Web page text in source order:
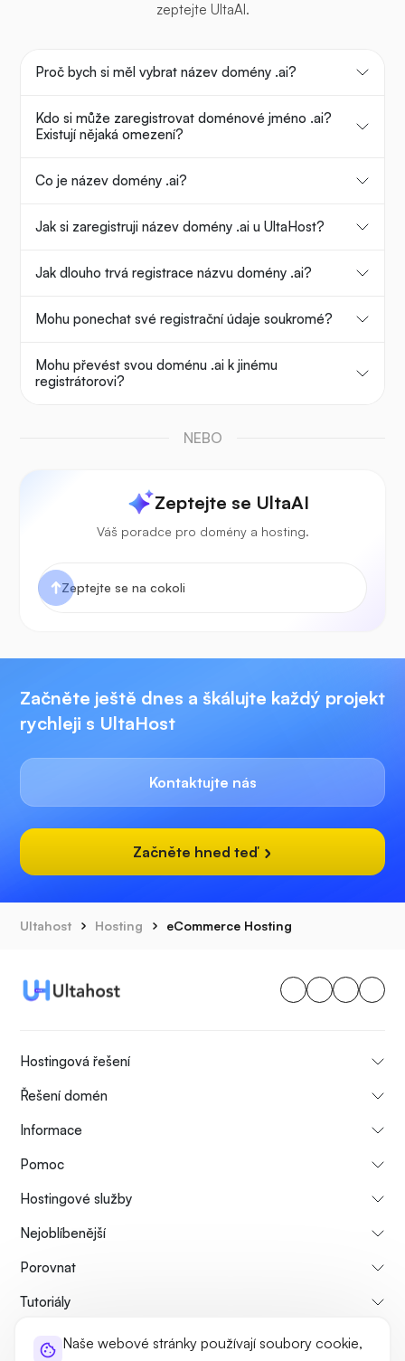
Naše webové stránky používají soubory cookie,
zeptejte UltaAI.
Proč bych si měl vybrat název domény .ai?
Kdo si může zaregistrovat doménové jméno .ai?
Existují nějaká omezení?
Co je název domény .ai?
Jak si zaregistruji název domény .ai u UltaHost?
Jak dlouho trvá registrace názvu domény .ai?
Mohu ponechat své registrační údaje soukromé?
Mohu převést svou doménu .ai k jinému
registrátorovi?
NEBO
Zeptejte se UltaAI
Váš poradce pro domény a hosting.
Začněte ještě dnes a škálujte každý projekt
rychleji s UltaHost
Kontaktujte nás
Začněte hned teď
Ultahost Hosting eCommerce Hosting
Hostingová řešení
Řešení domén
Informace
Pomoc
Hostingové služby
Nejoblíbenější
Porovnat
Tutoriály